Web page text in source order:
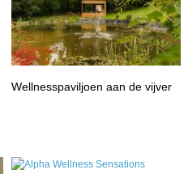
Wellnesspaviljoen aan de vijver